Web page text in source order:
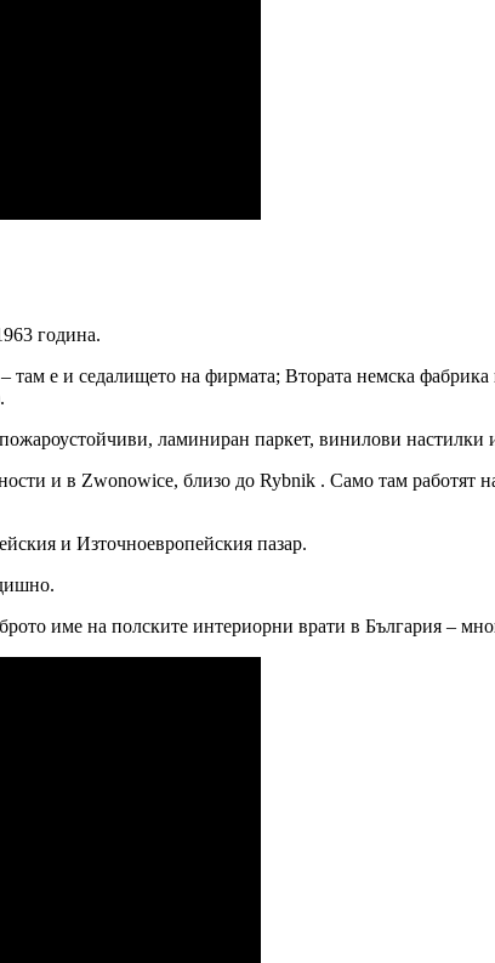
година.
там е и седалището на фирмата; Втората немска
ламиниран паркет, винилови настилки
и в Zwonowice, близо до Rybnik . Само там работят
и Източноевропейския пазар.
име на полските интериорни врати в България –